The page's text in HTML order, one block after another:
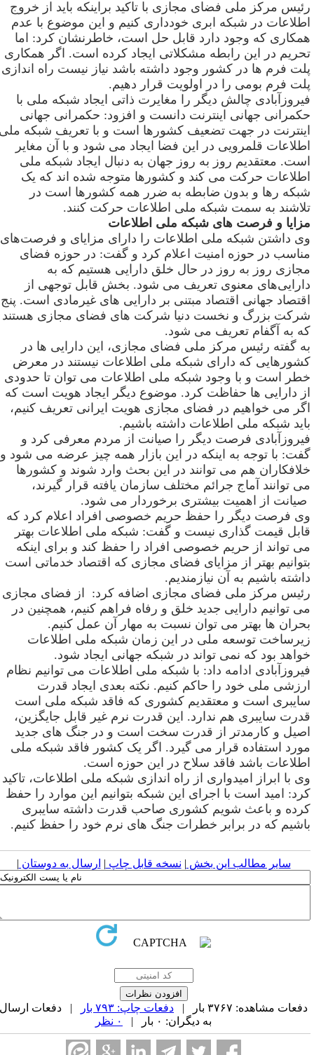
مرکز ملی فضای مجازی با تاکید براینکه باید از خروج
در شبکه ابری خودداری کنیم و این موضوع با عدم
که وجود دارد قابل حل است، خاطرنشان کرد: اما
در این رابطه مشکلاتی ایجاد کرده است. اگر همکاری
فرم ها در کشور وجود داشته باشد نیاز نیست راه اندازی
فرم بومی را در اولویت قرار دهیم.
چالش دیگر را مغایرت ذاتی ایجاد شبکه ملی با
جهانی اینترنت دانست و افزود: حکمرانی جهانی
در جهت تضعیف کشورها است و با تعریف شبکه ملی
قلمرویی در این فضا ایجاد می شود و با آن مغایر
معتقدیم روز به روز جهان به دنبال ایجاد شبکه ملی
حرکت می کند و کشورها متوجه شده اند که یک
رها و بدون ضابطه به ضرر همه کشورها است در
به سمت شبکه ملی اطلاعات حرکت کنند.
و فرصت های شبکه ملی اطلاعات
داشتن شبکه ملی اطلاعات را دارای مزایای و فرصت‌های
در حوزه امنیت اعلام کرد و گفت: در حوزه فضای
روز به روز در حال خلق دارایی هستیم که به
معنوی تعریف می شود. بخش قابل توجهی از
جهانی اقتصاد مبتنی بر دارایی های غیرمادی است. پنج
بزرگ و نخست دنیا شرکت های فضای مجازی هستند
به آگفام تعریف می شود.
گفته رئیس مرکز ملی فضای مجازی، این دارایی ها در
که دارای شبکه ملی اطلاعات نیستند در معرض
است و با وجود شبکه ملی اطلاعات می توان تا حدودی
دارایی ها حفاظت کرد. موضوع دیگر ایجاد هویت است که
می خواهیم در فضای مجازی هویت ایرانی تعریف کنیم،
شبکه ملی اطلاعات داشته باشیم.
فرصت دیگر را صیانت از مردم معرفی کرد و
با توجه به اینکه در این بازار همه چیز عرضه می شود و
هم می توانند در این بحث وارد شوند و کشورها
توانند آماج جرائم مختلف سازمان یافته قرار گیرند،
از اهمیت بیشتری برخوردار می شود.
فرصت دیگر را حفظ حریم خصوصی افراد اعلام کرد که
قیمت گذاری نیست و گفت: شبکه ملی اطلاعات بهتر
تواند از حریم خصوصی افراد را حفظ کند و برای اینکه
بهتر از مزایای فضای مجازی که اقتصاد خدماتی است
باشیم به آن نیازمندیم.
مرکز ملی فضای مجازی اضافه کرد: از فضای مجازی
توانیم دارایی جدید خلق و رفاه فراهم کنیم، همچنین در
ها بهتر می توان نسبت به مهار آن عمل کنیم.
توسعه ملی در این زمان شبکه ملی اطلاعات
بود که نمی تواند در شبکه جهانی ایجاد شود.
ادامه داد: با شبکه ملی اطلاعات می توانیم نظام
ملی خود را حاکم کنیم. نکته بعدی ایجاد قدرت
است و معتقدیم کشوری که فاقد شبکه ملی است
سایبری هم ندارد. این قدرت نرم غیر قابل جایگزین،
و کارمدتر از قدرت سخت است و در جنگ های جدید
استفاده قرار می گیرد. اگر یک کشور فاقد شبکه ملی
باشد فاقد سلاح در این حوزه است.
با ابراز امیدواری از راه اندازی شبکه ملی اطلاعات، تاکید
امید است با اجرای این شبکه بتوانیم این موارد را حفظ
و باعث شویم کشوری صاحب قدرت داشته سایبری
که در برابر خطرات جنگ های نرم خود را حفظ کنیم.
سایر مطالب این بخش | نسخه قابل چاپ| ارسال به دوستان|
دفعات مشاهده: ۳۷۶۷ بار | دفعات چاپ: ۷۹۳ بار
| دفعات ارسال
به دیگران: ۰ بار |